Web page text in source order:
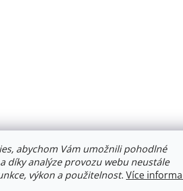
abychom Vám umožnili pohodlné
díky analýze provozu webu neustále
výkon a použitelnost. Více